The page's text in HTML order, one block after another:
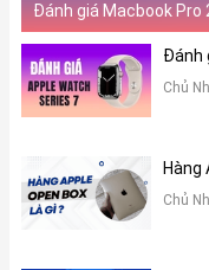
Đánh giá Macbook
Đánh
Chủ
Hàng
Chủ